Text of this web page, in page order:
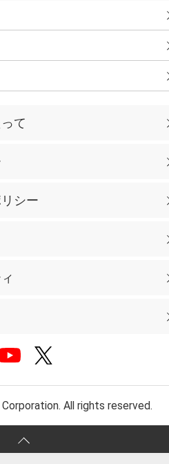
て
シー
All rights reserved.